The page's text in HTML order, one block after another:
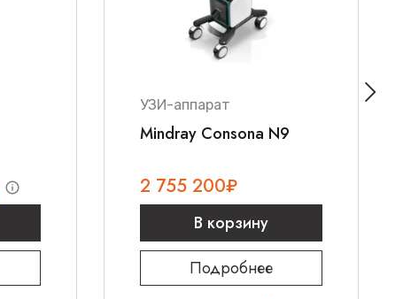
УЗИ-аппарат
Mindray Consona N9
2 755 200₽
В корзину
Подробнее